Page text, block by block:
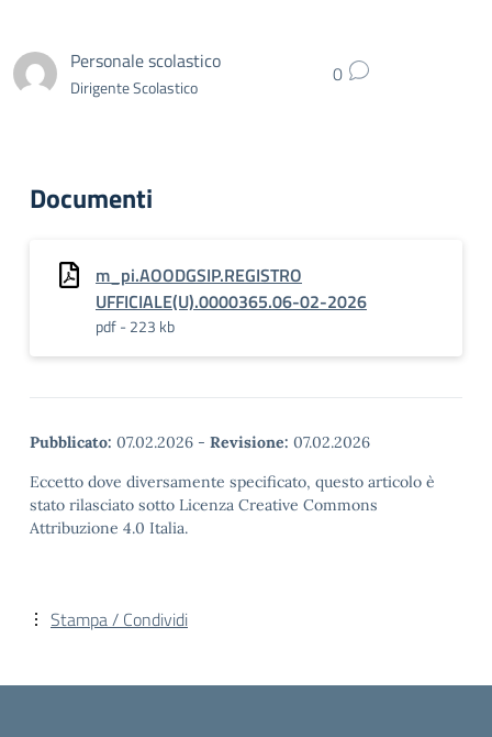
Personale scolastico
Dirigente Scolastico 0
Documenti
m_pi.AOODGSIP.REGISTRO
UFFICIALE(U).0000365.06-02-2026
pdf - 223 kb
Pubblicato: 07.02.2026 - Revisione: 07.02.2026
Eccetto dove diversamente specificato, questo articolo è
stato rilasciato sotto Licenza Creative Commons
Attribuzione 4.0 Italia.
Stampa / Condividi